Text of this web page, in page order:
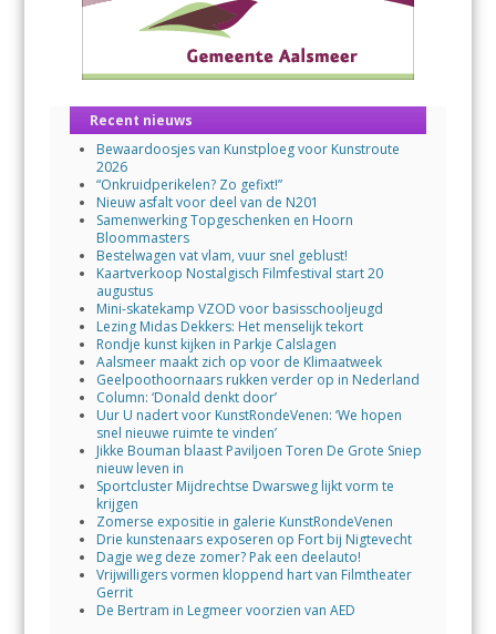
Recent nieuws
Bewaardoosjes van Kunstploeg voor Kunstroute
2026
“Onkruidperikelen? Zo gefixt!”
Nieuw asfalt voor deel van de N201
Samenwerking Topgeschenken en Hoorn
Bloommasters
Bestelwagen vat vlam, vuur snel geblust!
Kaartverkoop Nostalgisch Filmfestival start 20
augustus
Mini-skatekamp VZOD voor basisschooljeugd
Lezing Midas Dekkers: Het menselijk tekort
Rondje kunst kijken in Parkje Calslagen
Aalsmeer maakt zich op voor de Klimaatweek
Geelpoothoornaars rukken verder op in Nederland
Column: ‘Donald denkt door’
Uur U nadert voor KunstRondeVenen: ‘We hopen
snel nieuwe ruimte te vinden’
Jikke Bouman blaast Paviljoen Toren De Grote Sniep
nieuw leven in
Sportcluster Mijdrechtse Dwarsweg lijkt vorm te
krijgen
Zomerse expositie in galerie KunstRondeVenen
Drie kunstenaars exposeren op Fort bij Nigtevecht
Dagje weg deze zomer? Pak een deelauto!
Vrijwilligers vormen kloppend hart van Filmtheater
Gerrit
De Bertram in Legmeer voorzien van AED